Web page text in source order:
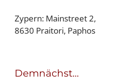
Zypern: Mainstreet 2,
8630 Praitori, Paphos
Demnächst…